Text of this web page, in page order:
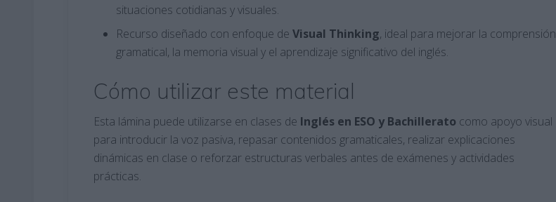
situaciones cotidianas y visuales.
Recurso diseñado con enfoque de Visual Thinking, ideal para mejorar la comprensión
gramatical, la memoria visual y el aprendizaje significativo del inglés.
Cómo utilizar este material
Esta lámina puede utilizarse en clases de Inglés en ESO y Bachillerato como apoyo visual
para introducir la voz pasiva, repasar contenidos gramaticales, realizar explicaciones
dinámicas en clase o reforzar estructuras verbales antes de exámenes y actividades
prácticas.